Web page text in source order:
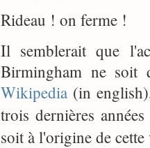
Rideau ! on ferme !
Il semblerait que
Birmingham ne
Wikipedia (in
trois dernières
soit à l'origine de